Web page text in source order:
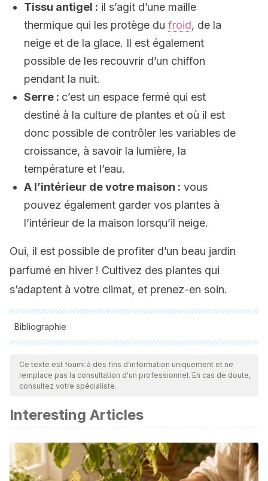
Tissu antigel : il s’agit d’une maille
thermique qui les protège du froid, de la
neige et de la glace. Il est également
possible de les recouvrir d’un chiffon
pendant la nuit.
Serre : c’est un espace fermé qui est
destiné à la culture de plantes et où il est
donc possible de contrôler les variables de
croissance, à savoir la lumière, la
température et l’eau.
A l’intérieur de votre maison : vous
pouvez également garder vos plantes à
l’intérieur de la maison lorsqu’il neige.
Oui, il est possible de profiter d’un beau jardin
parfumé en hiver ! Cultivez des plantes qui
s’adaptent à votre climat, et prenez-en soin.
Bibliographie
Toutes les sources citées ont été examinées en profondeur
par notre équipe pour garantir leur qualité, leur fiabilité, leur
actualité et leur validité. La bibliographie de cet article a été
ou scientifique
Cané, L. (2013).400 plantas: fichas, ideas de diseño.
Revista Jardín.
Instituto de Ecología. (s.f.).Bella aurora. Dombeya wallichii.
Ce texte est fourni à des fins d'information uniquement et ne
remplace pas la consultation d'un professionnel. En cas de doute,
consultez votre spécialiste.
Interesting Articles